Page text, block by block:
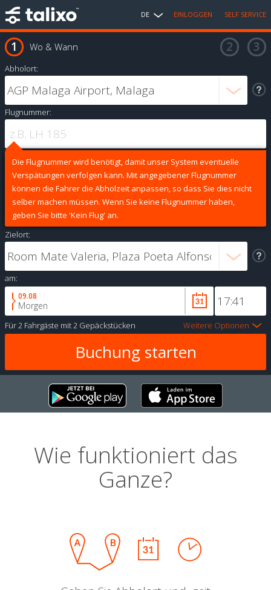
DE EINLOGGEN SELF SERVICE
Wo & Wann
Abholort:
Flugnummer:
Die Flugnummer wird benötigt, damit unser System eventuelle
Verspätungen verfolgen kann. Mit angegebener Flugnummer
können die Fahrer die Abholzeit anpassen, so dass Sie dies nicht
selber machen müssen. Wenn Sie keine Flugnummer haben,
geben Sie bitte 'Kein Flug' an.
Zielort:
am:
09.08
Morgen
Für2 Fahrgäste mit2 Gepäckstücken Weitere Optionen
Wie funktioniert das
Ganze?